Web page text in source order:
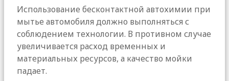
Использование бесконтактной автохимии при
мытье автомобиля должно выполняться с
соблюдением технологии. В противном случае
увеличивается расход временных и
материальных ресурсов, а качество мойки
падает.